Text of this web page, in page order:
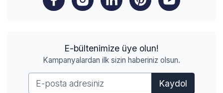
E-bültenimize üye olun!
Kampanyalardan ilk sizin haberiniz olsun.
Kaydol